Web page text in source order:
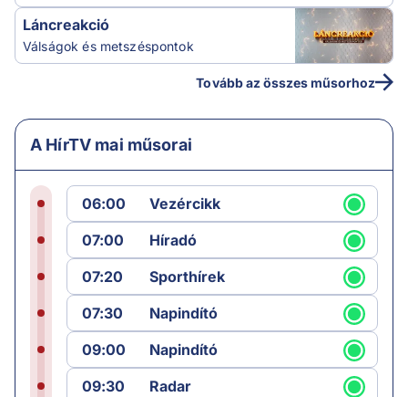
Láncreakció
Válságok és metszéspontok
Tovább az összes műsorhoz
A HírTV mai műsorai
06:00
Vezércikk
07:00
Híradó
07:20
Sporthírek
07:30
Napindító
09:00
Napindító
09:30
Radar